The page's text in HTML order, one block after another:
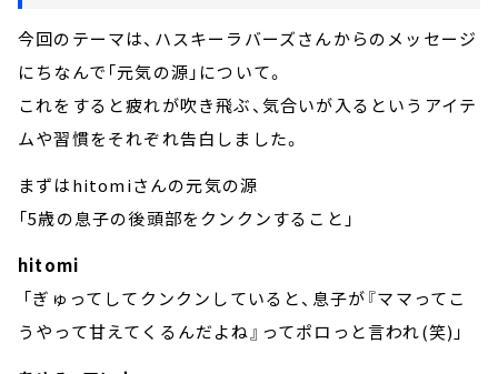
今回のテーマは、ハスキーラバーズさんからのメッセージ
にちなんで「元気の源」について。
これをすると疲れが吹き飛ぶ、気合いが入るというアイテ
ムや習慣をそれぞれ告白しました。
まずはhitomiさんの元気の源
「5歳の息子の後頭部をクンクンすること」
hitomi
「ぎゅってしてクンクンしていると、息子が『ママってこ
うやって甘えてくるんだよね』ってポロっと言われ(笑)」